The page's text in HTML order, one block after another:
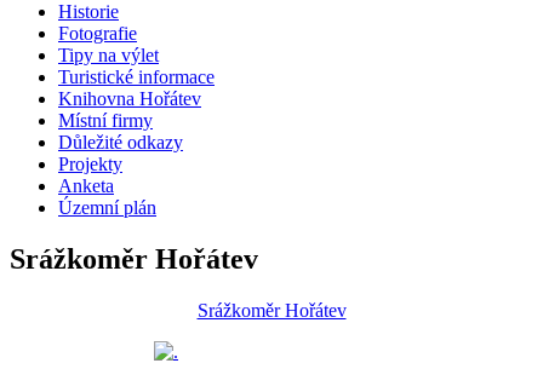
Historie
Fotografie
Tipy na výlet
Turistické informace
Knihovna Hořátev
Místní firmy
Důležité odkazy
Projekty
Anketa
Územní plán
Srážkoměr Hořátev
Srážkoměr Hořátev